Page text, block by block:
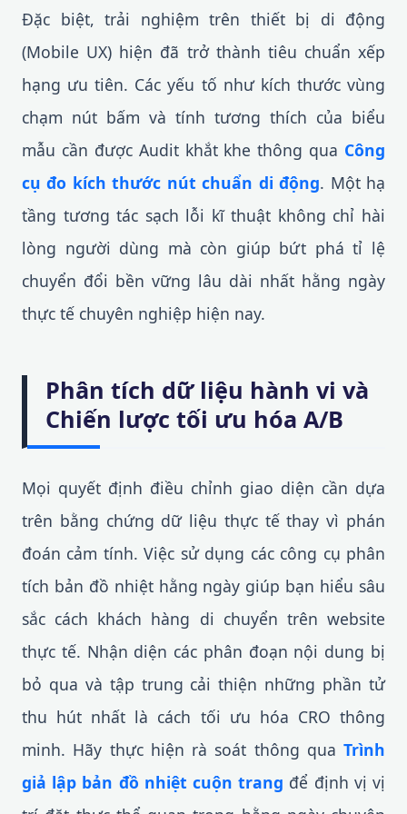
Đặc biệt, trải nghiệm trên thiết bị di động
(Mobile UX) hiện đã trở thành tiêu chuẩn xếp
hạng ưu tiên. Các yếu tố như kích thước vùng
chạm nút bấm và tính tương thích của biểu
mẫu cần được Audit khắt khe thông qua Công
cụ đo kích thước nút chuẩn di động. Một hạ
tầng tương tác sạch lỗi kĩ thuật không chỉ hài
lòng người dùng mà còn giúp bứt phá tỉ lệ
chuyển đổi bền vững lâu dài nhất hằng ngày
thực tế chuyên nghiệp hiện nay.
Phân tích dữ liệu hành vi và
Chiến lược tối ưu hóa A/B
Mọi quyết định điều chỉnh giao diện cần dựa
trên bằng chứng dữ liệu thực tế thay vì phán
đoán cảm tính. Việc sử dụng các công cụ phân
tích bản đồ nhiệt hằng ngày giúp bạn hiểu sâu
sắc cách khách hàng di chuyển trên website
thực tế. Nhận diện các phân đoạn nội dung bị
bỏ qua và tập trung cải thiện những phần tử
thu hút nhất là cách tối ưu hóa CRO thông
minh. Hãy thực hiện rà soát thông qua Trình
giả lập bản đồ nhiệt cuộn trang để định vị vị